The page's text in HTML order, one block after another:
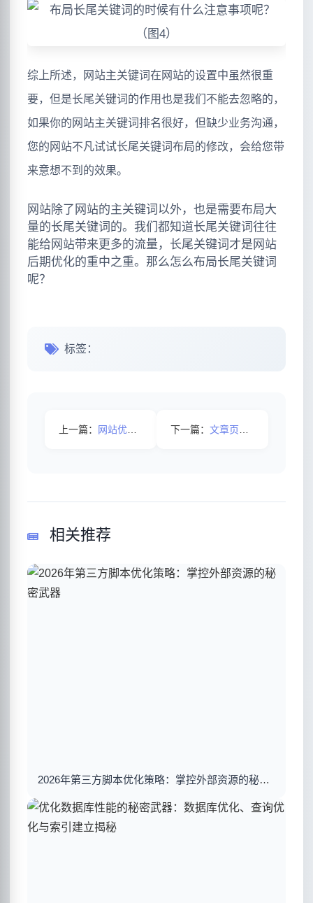
综上所述，网站主关键词在网站的设置中虽然很重
要，但是长尾关键词的作用也是我们不能去忽略的，
如果你的网站主关键词排名很好，但缺少业务沟通，
您的网站不凡试试长尾关键词布局的修改，会给您带
来意想不到的效果。
网站除了网站的主关键词以外，也是需要布局大
量的长尾关键词的。我们都知道长尾关键词往往
能给网站带来更多的流量，长尾关键词才是网站
后期优化的重中之重。那么怎么布局长尾关键词
呢？
标签：
上一篇： 网站优化时需要检查网站哪些情况？ 下一篇： 文章页如何做增益？
相关推荐
2026年第三方脚本优化策略：掌控外部资源的秘密武器